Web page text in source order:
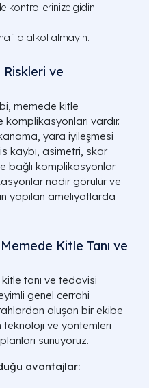
kontrollerinize gidin.
alkol almayın.
ve
memede kitle
komplikasyonları vardır.
yara iyileşmesi
kaybı, asimetri, skar
bağlı komplikasyonlar
nadir görülür ve
yapılan ameliyatlarda
Kitle Tanı ve
tanı ve tedavisi
genel cerrahi
oluşan bir ekibe
teknoloji ve yöntemleri
sunuyoruz.
avantajlar: